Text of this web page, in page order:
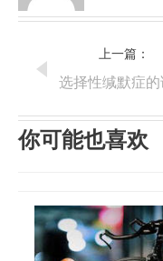
上一篇：
你可能也喜欢